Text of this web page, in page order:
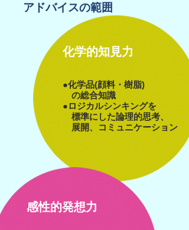
​ アドバイスの範囲
化学的知見力
●化学品(顔料・樹脂)
の総合知識
●ロジカルシンキングを
標準にした論理的思考、
展開、コミュニケーション
感性的発想力